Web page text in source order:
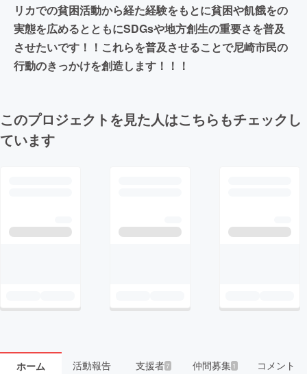
リカでの貧困活動から経た経験をもとに貧困や飢餓をの
実態を広めるとともにSDGsや地方創生の重要さを普及
させたいです！！これらを普及させることで尼崎市民の
行動のきっかけを創造します！！！
このプロジェクトを見た人はこちらもチェックし
ています
ホーム 活動報告 支援者7 仲間募集 1 コメント